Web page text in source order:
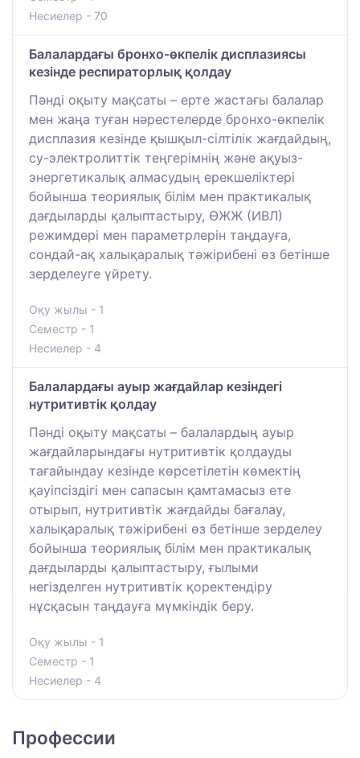
Несиелер - 70
Балалардағы бронхо-өкпелік дисплазиясы
кезінде респираторлық қолдау
Пәнді оқыту мақсаты – ерте жастағы балалар
мен жаңа туған нәрестелерде бронхо-өкпелік
дисплазия кезінде қышқыл-сілтілік жағдайдың,
су-электролиттік теңгерімнің және ақуыз-
энергетикалық алмасудың ерекшеліктері
бойынша теориялық білім мен практикалық
дағдыларды қалыптастыру, ӨЖЖ (ИВЛ)
режимдері мен параметрлерін таңдауға,
сондай-ақ халықаралық тәжірибені өз бетінше
зерделеуге үйрету.
Оқу жылы - 1
Семестр - 1
Несиелер - 4
Балалардағы ауыр жағдайлар кезіндегі
нутритивтік қолдау
Пәнді оқыту мақсаты – балалардың ауыр
жағдайларындағы нутритивтік қолдауды
тағайындау кезінде көрсетілетін көмектің
қауіпсіздігі мен сапасын қамтамасыз ете
отырып, нутритивтік жағдайды бағалау,
халықаралық тәжірибені өз бетінше зерделеу
бойынша теориялық білім мен практикалық
дағдыларды қалыптастыру, ғылыми
негізделген нутритивтік қоректендіру
нұсқасын таңдауға мүмкіндік беру.
Оқу жылы - 1
Семестр - 1
Несиелер - 4
Профессии